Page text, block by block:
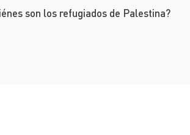
son los refugiados de Palestina?